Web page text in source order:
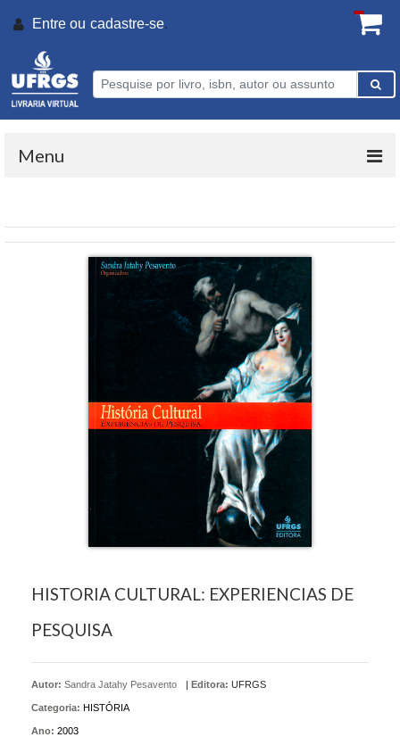
Entre ou cadastre-se.
Menu
HISTORIA CULTURAL: EXPERIENCIAS DE
PESQUISA
Autor: Sandra Jatahy Pesavento | Editora: UFRGS
Categoria: HISTÓRIA
Ano: 2003